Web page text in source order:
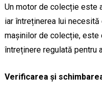
Un motor de colecție este
iar întreținerea lui
mașinilor de colecție,
întreținere regulată pentru
Verificarea și